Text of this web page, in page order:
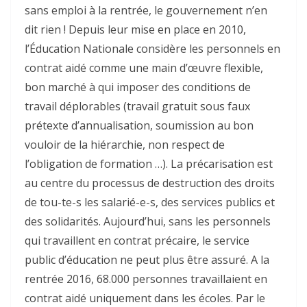
sans emploi à la rentrée, le gouvernement n’en
dit rien ! Depuis leur mise en place en 2010,
l’Éducation Nationale considère les personnels en
contrat aidé comme une main d’œuvre flexible,
bon marché à qui imposer des conditions de
travail déplorables (travail gratuit sous faux
prétexte d’annualisation, soumission au bon
vouloir de la hiérarchie, non respect de
l’obligation de formation …). La précarisation est
au centre du processus de destruction des droits
de tou-te-s les salarié-e-s, des services publics et
des solidarités. Aujourd’hui, sans les personnels
qui travaillent en contrat précaire, le service
public d’éducation ne peut plus être assuré. A la
rentrée 2016, 68.000 personnes travaillaient en
contrat aidé uniquement dans les écoles. Par le